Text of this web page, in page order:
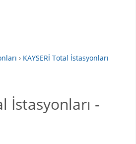
› KAYSERİ Total İstasyonları
İstasyonları -